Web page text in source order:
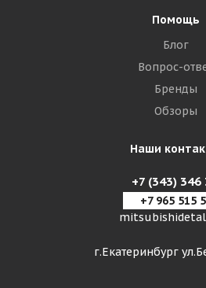
Помощь
Блог
Вопрос-
Бренды
Обзоры
Наши
+7 (343) 346
+7 965 515
г.Екатеринбург